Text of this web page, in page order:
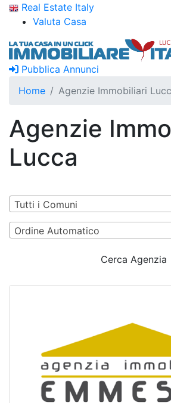
Real Estate Italy
Valuta Casa
Pubblica Annunci
Home
Agenzie Immobiliari
Agenzie
Lucca
Tutti i Comuni
Ordine Automatico
Cerca Agenzia